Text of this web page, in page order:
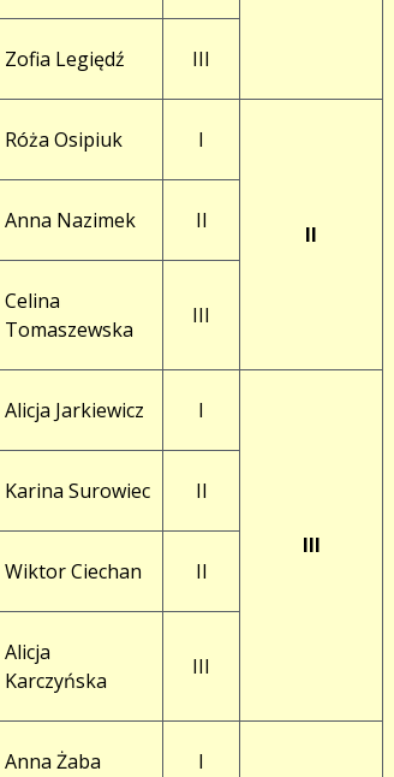
Zofia Legiędź III
Róża Osipiuk I
II
Anna Nazimek II
Celina
Tomaszewska
III
Alicja Jarkiewicz I
III
Karina Surowiec II
Wiktor Ciechan II
Alicja
Karczyńska
III
Anna Żaba I